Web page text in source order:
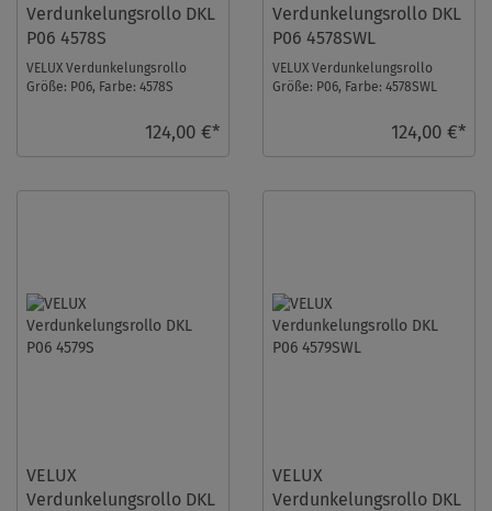
Verdunkelungsrollo DKL
P06 4578S
VELUX Verdunkelungsrollo
Größe: P06, Farbe: 4578S
124,00 €*
Verdunkelungsrollo DKL
P06 4578SWL
VELUX Verdunkelungsrollo
Größe: P06, Farbe: 4578SWL
124,00 €*
VELUX
Verdunkelungsrollo DKL
VELUX
Verdunkelungsrollo DKL